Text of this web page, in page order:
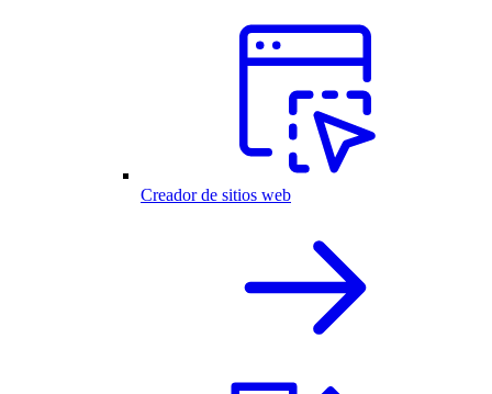
Creador de sitios web